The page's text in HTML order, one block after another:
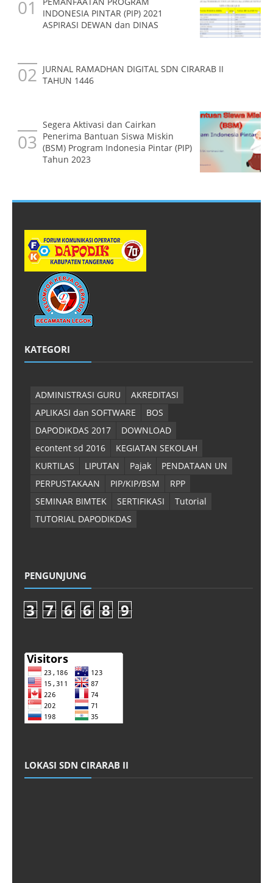
INDONESIA PINTAR (PIP) 2021
ASPIRASI DEWAN dan DINAS
JURNAL RAMADHAN DIGITAL SDN CIRARAB II
TAHUN 1446
Segera Aktivasi dan Cairkan
Penerima Bantuan Siswa Miskin
(BSM) Program Indonesia Pintar (PIP)
Tahun 2023
KATEGORI
ADMINISTRASI GURU
AKREDITASI
APLIKASI dan SOFTWARE
BOS
DAPODIKDAS 2017
DOWNLOAD
econtent sd 2016
KEGIATAN SEKOLAH
KURTILAS
LIPUTAN Pajak
PENDATAAN UN
PERPUSTAKAAN
PIP/KIP/BSM
RPP
SEMINAR BIMTEK
SERTIFIKASI
Tutorial
TUTORIAL DAPODIKDAS
PENGUNJUNG
3 7 6 6 8 9
LOKASI SDN CIRARAB II